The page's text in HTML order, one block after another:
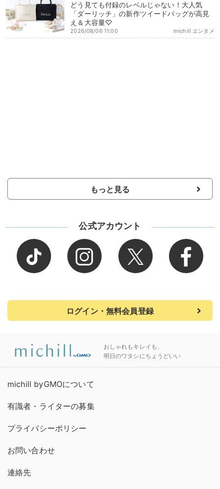
どう見ても付録のレベルじゃない！大人気
「ダーリッチ」の新作ツイードバッグが高見
え＆大容量♡
michill エンタメ
2026/08/06 11:00
もっと見る
公式アカウント
ログイン・無料会員登録
おしゃれもキレイも、
明日のワタシにちょうどいい
michill byGMOについて
有識者・ライターの募集
プライバシーポリシー
お問い合わせ
連絡先